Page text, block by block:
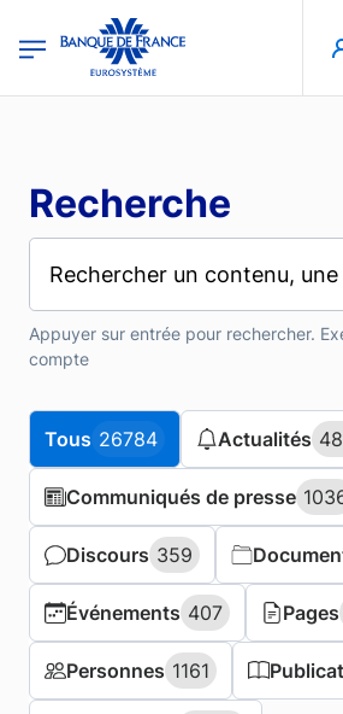
Recherche
Appuyer sur entrée pour rechercher.
compte
Tous 26784
Tous 26784 Actualités
Actualités
Communiqués de presse
Communiqués de presse
Discours 359
Discours 359
Événements 407
Événements 407 Pages
Pages
Personnes 1161
Personnes 1161